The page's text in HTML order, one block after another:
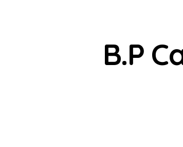
B.P